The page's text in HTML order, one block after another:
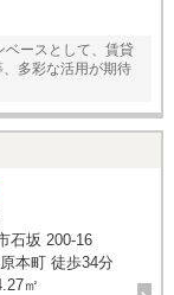
ベースとして、賃貸
多彩な活用が期待
石坂 200-16
本町 徒歩34分
㎡